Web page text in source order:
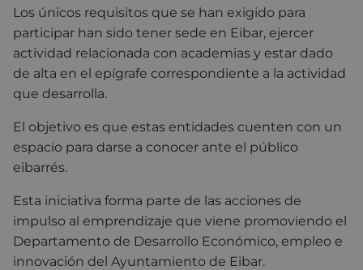
Los únicos requisitos que se han exigido para
participar han sido tener sede en Eibar, ejercer
actividad relacionada con academias y estar dado
de alta en el epígrafe correspondiente a la actividad
que desarrolla.
El objetivo es que estas entidades cuenten con un
espacio para darse a conocer ante el público
eibarrés.
Esta iniciativa forma parte de las acciones de
impulso al emprendizaje que viene promoviendo el
Departamento de Desarrollo Económico, empleo e
innovación del Ayuntamiento de Eibar.